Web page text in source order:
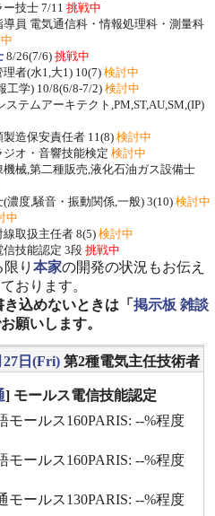
技士 7/11 挑戦中
導員 電気通信科・情報処理科・測量科
8/26(7/6) 挑戦中
者(水1,大1) 10(7) 検討中
工学) 10/8(6/8-7/2) 検討中
ステムアーキテクト,PM,ST,AU,SM,(IP)
造保安責任者 11(8)検討中
ジオ・音響技能検定 検討中
機械,第二種販売,液化石油ガス設備士
濃度,騒音・振動関係,一般) 3(10) 検討中
中
取扱主任者 8(5) 検討中
信技能認定 3段 挑戦中
り 本家の開発の状況もお伝え
おります。
込めないときは「 掲示板 雑談
願いします。
27日(Fri) 第2種電気主任技術者
] モールス電信技能認定
モールス160PARIS: --%程度
モールス160PARIS: --%程度
モールス130PARIS: --%程度